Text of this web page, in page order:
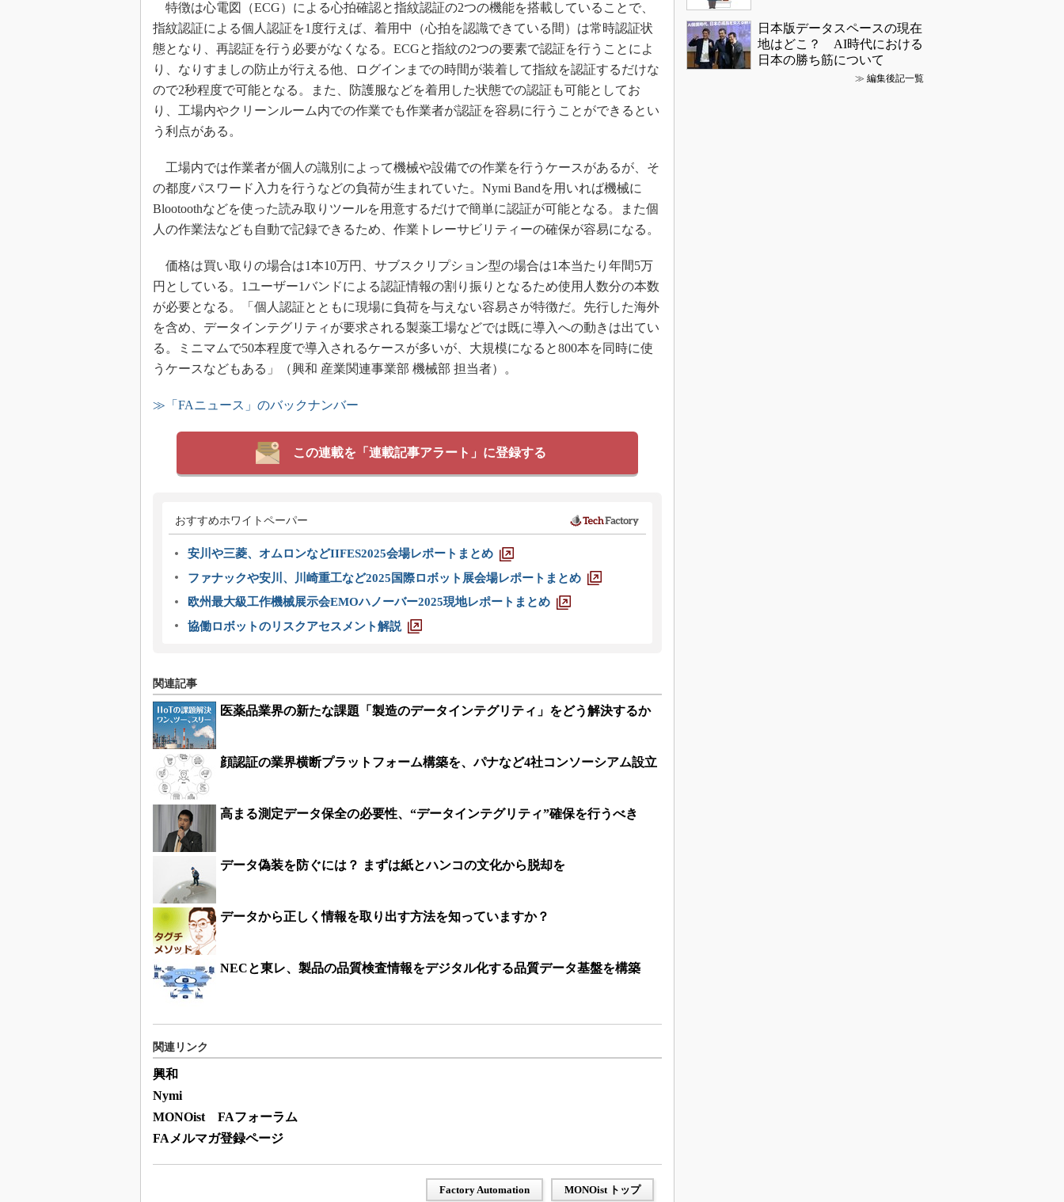
特徴は心電図（ECG）による心拍確認と指紋認証の2つの機能を搭載していることで、
指紋認証による個人認証を1度行えば、着用中（心拍を認識できている間）は常時認証状
態となり、再認証を行う必要がなくなる。ECGと指紋の2つの要素で認証を行うことによ
り、なりすましの防止が行える他、ログインまでの時間が装着して指紋を認証するだけな
ので2秒程度で可能となる。また、防護服などを着用した状態での認証も可能としてお
り、工場内やクリーンルーム内での作業でも作業者が認証を容易に行うことができるとい
う利点がある。
工場内では作業者が個人の識別によって機械や設備での作業を行うケースがあるが、そ
の都度パスワード入力を行うなどの負荷が生まれていた。Nymi Bandを用いれば機械に
Blootoothなどを使った読み取りツールを用意するだけで簡単に認証が可能となる。また個
人の作業法なども自動で記録できるため、作業トレーサビリティーの確保が容易になる。
価格は買い取りの場合は1本10万円、サブスクリプション型の場合は1本当たり年間5万
円としている。1ユーザー1バンドによる認証情報の割り振りとなるため使用人数分の本数
が必要となる。「個人認証とともに現場に負荷を与えない容易さが特徴だ。先行した海外
を含め、データインテグリティが要求される製薬工場などでは既に導入への動きは出てい
る。ミニマムで50本程度で導入されるケースが多いが、大規模になると800本を同時に使
うケースなどもある」（興和 産業関連事業部 機械部 担当者）。
≫「FAニュース」のバックナンバー
この連載を「連載記事アラート」に登録する
おすすめホワイトペーパー
安川や三菱、オムロンなどIIFES2025会場レポートまとめ
ファナックや安川、川崎重工など2025国際ロボット展会場レポートまとめ
欧州最大級工作機械展示会EMOハノーバー2025現地レポートまとめ
協働ロボットのリスクアセスメント解説
関連記事
医薬品業界の新たな課題「製造のデータインテグリティ」をどう解決するか
顔認証の業界横断プラットフォーム構築を、パナなど4社コンソーシアム設立
高まる測定データ保全の必要性、“データインテグリティ”確保を行うべき
データ偽装を防ぐには？ まずは紙とハンコの文化から脱却を
データから正しく情報を取り出す方法を知っていますか？
NECと東レ、製品の品質検査情報をデジタル化する品質データ基盤を構築
関連リンク
興和
Nymi
MONOist FAフォーラム
FAメルマガ登録ページ
Factory Automation MONOist トップ
日本版データスペースの現在
地はどこ？ AI時代における
日本の勝ち筋について
≫ 編集後記一覧